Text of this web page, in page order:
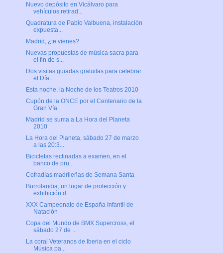
Nuevo depósito en Vicálvaro para
vehículos retirad...
Quadratura de Pablo Valbuena, instalación
expuesta...
Madrid, ¿te vienes?
Nuevas propuestas de música sacra para
el fin de s...
Dos visitas guiadas gratuitas para celebrar
el Día...
Esta noche, la Noche de los Teatros 2010
Cupón de la ONCE por el Centenario de la
Gran Vía
Madrid se suma a La Hora del Planeta
2010
La Hora del Planeta, sábado 27 de marzo
a las 20:3...
Bicicletas reclinadas a examen, en el
banco de pru...
Cofradías madrileñas de Semana Santa
Burrolandia, un lugar de protección y
exhibición d...
XXX Campeonato de España Infantil de
Natación
Copa del Mundo de BMX Supercross, el
sábado 27 de ...
La coral Veteranos de Iberia en el ciclo
Música pa...